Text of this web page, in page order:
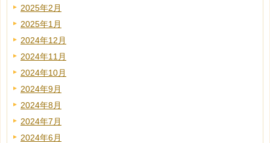
2025年2月
2025年1月
2024年12月
2024年11月
2024年10月
2024年9月
2024年8月
2024年7月
2024年6月